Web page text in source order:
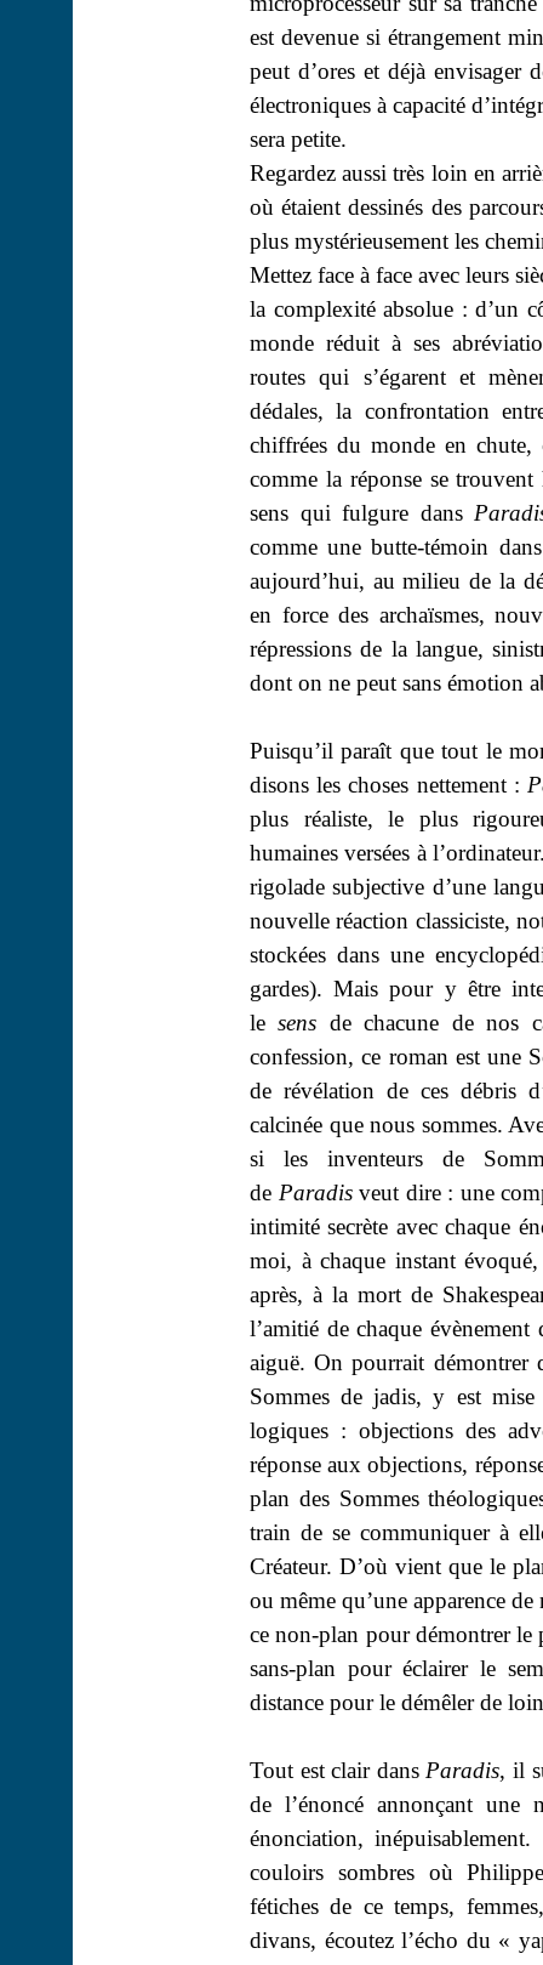
est devenue si étrangement
peut d’ores et déjà envisager
électroniques à capacité
sera petite.
Regardez aussi très loin en
où étaient dessinés des
plus mystérieusement les
Mettez face à face avec leurs
la complexité absolue : d’un
monde réduit à ses
routes qui s’égarent et
dédales, la confrontation
chiffrées du monde en
comme la réponse se
sens qui fulgure dans
comme une butte-témoin
aujourd’hui, au milieu de la
en force des archaïsmes,
répressions de la langue,
dont on ne peut sans émotion
Puisqu’il paraît que tout le
disons les choses nettement :
plus réaliste, le plus
humaines versées à
rigolade subjective d’une
nouvelle réaction classiciste,
stockées dans une
gardes). Mais pour y être
lesens de chacune de nos
confession, ce roman est une
de révélation de ces débris
calcinée que nous sommes.
si les inventeurs de
de Paradisveut dire : une
intimité secrète avec chaque
moi, à chaque instant
après, à la mort de
l’amitié de chaque
aiguë. On pourrait démontrer
Sommes de jadis, y est mise
logiques : objections des
réponse aux objections,
plan des Sommes
train de se communiquer à
Créateur. D’où vient que le
ou même qu’une apparence
ce non-plan pour démontrer le
sans-plan pour éclairer le
distance pour le démêler de
Tout est clair dans Paradis, il
de l’énoncé annonçant
énonciation,
couloirs sombres où
fétiches de ce temps,
divans, écoutez l’écho du «